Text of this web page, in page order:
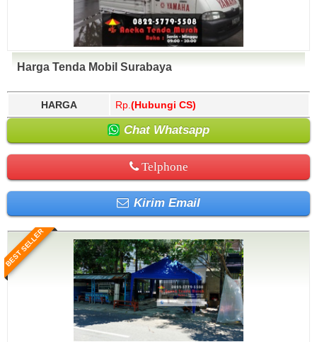
Harga Tenda Mobil Surabaya
HARGA Rp. (Hubungi CS)
Chat Whatsapp
Telphone
Kirim Email
BEST SELLER